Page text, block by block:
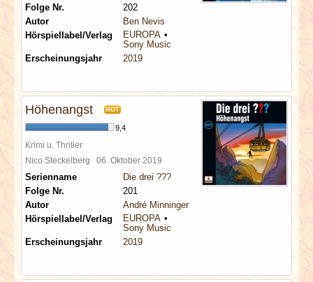
Folge Nr.
202
Autor
Ben Nevis
Hörspiellabel/Verlag
EUROPA
Sony Music
Erscheinungsjahr
2019
Höhenangst HOT
9,4
Krimi u. Thriller
Nico Steckelberg 06. Oktober 2019
Serienname
Die drei ???
Folge Nr.
201
Autor
André Minninger
Hörspiellabel/Verlag
EUROPA
Sony Music
Erscheinungsjahr
2019